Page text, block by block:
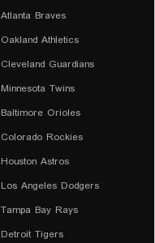
Atlanta Braves
Oakland Athletics
Cleveland Guardians
Minnesota Twins
Baltimore Orioles
Colorado Rockies
Houston Astros
Los Angeles Dodgers
Tampa Bay Rays
Detroit Tigers